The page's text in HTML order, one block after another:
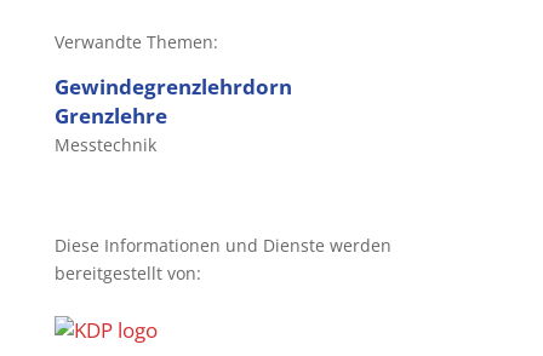
Verwandte Themen:
Gewindegrenzlehrdorn
Grenzlehre
Messtechnik
Diese Informationen und Dienste werden
bereitgestellt von: